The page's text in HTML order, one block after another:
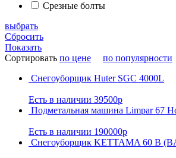
Срезные болты
выбрать
Сбросить
Показать
Сортировать по цене
по популярности
Снегоуборщик Huter SGC 4000L
Есть в наличии 39500р
Подметальная машина Limpar 67
Есть в наличии 190000р
Снегоуборщик KETTAMA 60 B